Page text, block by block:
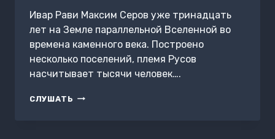
Ивар Рави Максим Серов уже тринадцать
лет на Земле параллельной Вселенной во
времена каменного века. Построено
несколько поселений, племя Русов
насчитывает тысячи человек….
СЛУШАТЬ ПРОГРЕССОР